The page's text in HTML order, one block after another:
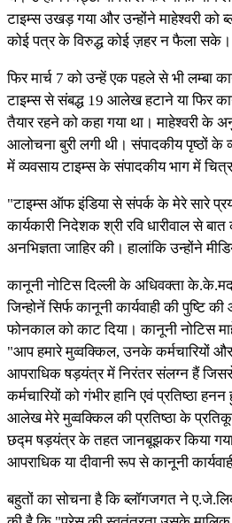
टाइम्स उखड़ गया और उन्होंने माहेश्वरी को
कोई पत्र के विरुद्ध कोई ज़हर न फैला सके।
फिर मार्च 7 को उन्हें एक पहले से भी लम्बा
टाइम्स से संबद्ध 19 आलेख हटाने या फिर
तैयार रहने को कहा गया था। माहेश्वरी के
आलोचना बुरी लगी थी। संपादकीय पृष्ठों के
में व्यवसाय टाइम्स के संपादकीय भाग में
"टाइम्स ऑफ इंडिया से संपर्क के मेरे सारे
कार्यकारी निदेशक श्री रवि धारीवाल से
अनभिज्ञता जाहिर की। हालांकि उन्होंने
कानूनी नोटिस दिल्ली के अधिवक्ता
जिन्होनें सिर्फ कानूनी कार्यवाही की पुष्टि
फोनकाल को काट दिया। कानूनी नोटिस
"आप हमारे मुव्वक्किल, उनके कर्मचारियों
आपराधिक षड़यंत्र में निरंतर संलग्न हैं
कर्मचारियों को गंभीर हानि एवं प्रतिष्ठा
आलेख मेरे मुव्वक्किल की प्रतिष्ठा के
छद्म षड़यंत्र के तहत जानबूझकर किया
आपराधिक या दीवानी रूप से कानूनी
बहुतों का सोचना है कि ब्लॉगजगत ने